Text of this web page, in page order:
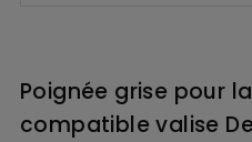
Poignée grise pour
compatible valise